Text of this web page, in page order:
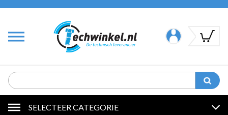
SELECTEER CATEGORIE